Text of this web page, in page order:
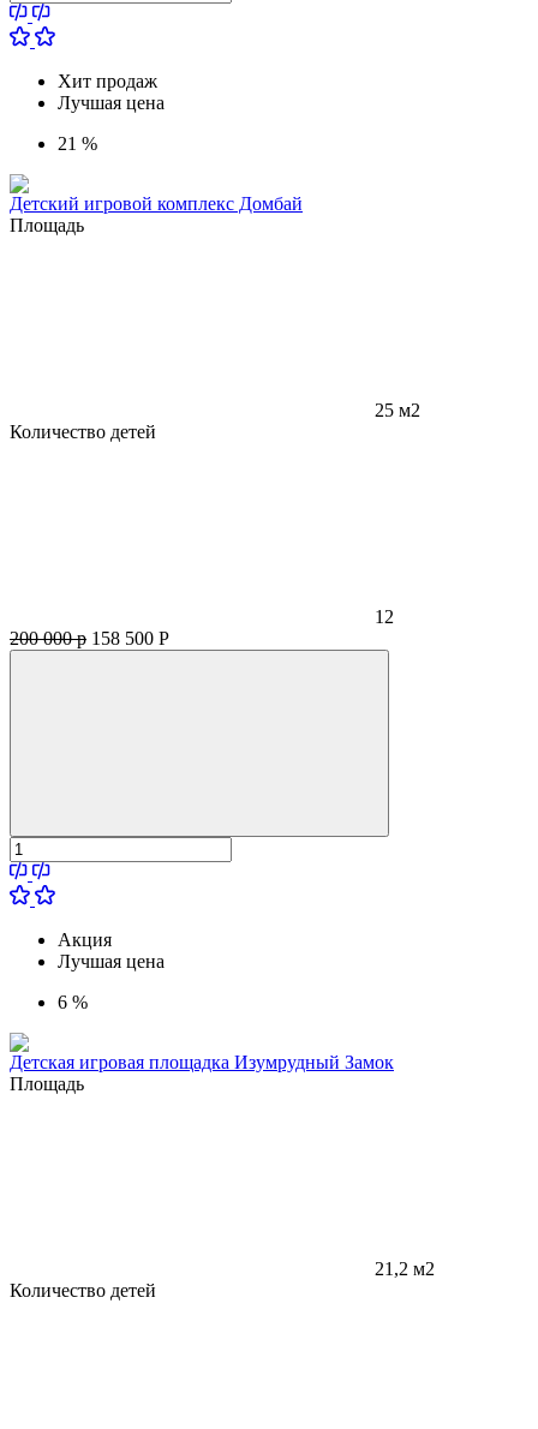
Хит продаж
Лучшая цена
21 %
Детский игровой комплекс Домбай
Площадь
25 м2
Количество детей
12
200 000 р 158 500 Р
Акция
Лучшая цена
6 %
Детская игровая площадка Изумрудный Замок
Площадь
21,2 м2
Количество детей